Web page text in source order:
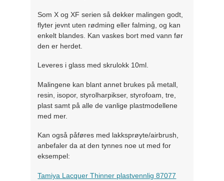
Som X og XF serien så dekker malingen godt,
flyter jevnt uten rødming eller falming, og kan
enkelt blandes. Kan vaskes bort med vann før
den er herdet.
Leveres i glass med skrulokk 10ml.
Malingene kan blant annet brukes på metall,
resin, isopor, styrolharpikser, styrofoam, tre,
plast samt på alle de vanlige plastmodellene
med mer.
Kan også påføres med lakksprøyte/airbrush,
anbefaler da at den tynnes noe ut med for
eksempel:
Tamiya Lacquer Thinner plastvennlig 87077